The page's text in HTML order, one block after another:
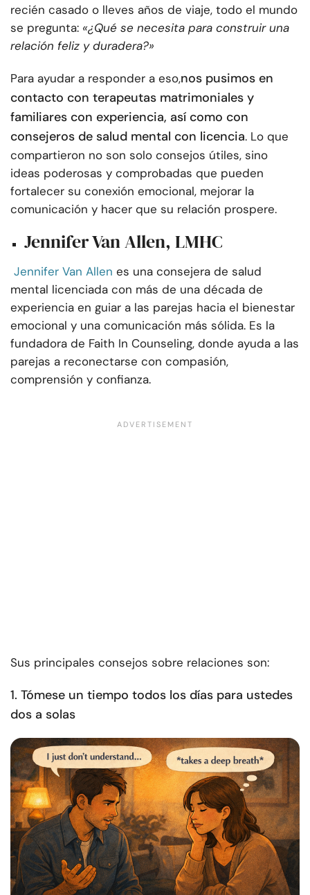
recién casado o lleves años de viaje, todo el mundo
se pregunta: «¿Qué se necesita para construir una
relación feliz y duradera?»
Para ayudar a responder a eso,nos pusimos en
contacto con terapeutas matrimoniales y
familiares con experiencia, así como con
consejeros de salud mental con licencia. Lo que
compartieron no son solo consejos útiles, sino
ideas poderosas y comprobadas que pueden
fortalecer su conexión emocional, mejorar la
comunicación y hacer que su relación prospere.
Jennifer Van Allen, LMHC
Jennifer Van Allen es una consejera de salud
mental licenciada con más de una década de
experiencia en guiar a las parejas hacia el bienestar
emocional y una comunicación más sólida. Es la
fundadora de Faith In Counseling, donde ayuda a las
parejas a reconectarse con compasión,
comprensión y confianza.
Sus principales consejos sobre relaciones son:
1. Tómese un tiempo todos los días para ustedes
dos a solas